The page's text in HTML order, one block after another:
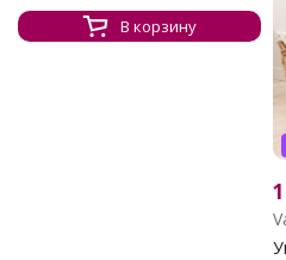
В корзину